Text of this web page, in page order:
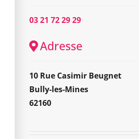
03 21 72 29 29
Adresse
10 Rue Casimir Beugnet
Bully-les-Mines
62160